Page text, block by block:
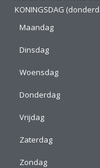
KONINGSDAG
Maandag
Dinsdag
Woensdag
Donderdag
Vrijdag
Zaterdag
Zondag